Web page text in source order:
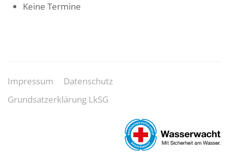
Keine Termine
Impressum
Datenschutz
Grundsatzerklärung LkSG